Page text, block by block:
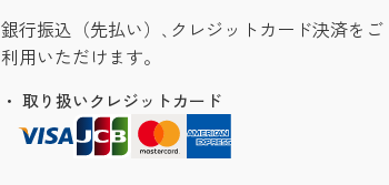
銀行振込（先払い）､クレジットカード決済をご
利用いただけます。
・ 取り扱いクレジットカード